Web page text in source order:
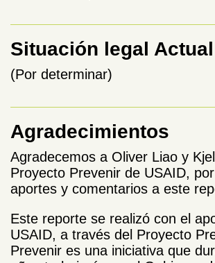
Situación legal Actual
(Por determinar)
Agradecimientos
Agradecemos a Oliver Liao y
Proyecto Prevenir de USAID,
aportes y comentarios a este
Este reporte se realizó con el
USAID, a través del Proyecto
Prevenir es una iniciativa que